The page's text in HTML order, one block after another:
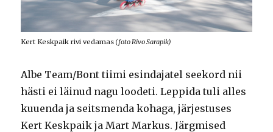
Kert Keskpaik rivi vedamas (foto Rivo Sarapik)
Albe Team/Bont tiimi esindajatel seekord nii
hästi ei läinud nagu loodeti. Leppida tuli alles
kuuenda ja seitsmenda kohaga, järjestuses
Kert Keskpaik ja Mart Markus. Järgmised